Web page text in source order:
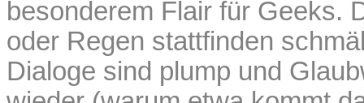
besonderem Flair für Geeks.
oder Regen stattfinden
Dialoge sind plump und